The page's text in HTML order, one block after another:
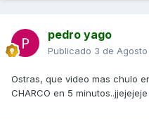
pedro yago
Publicado 3 de
Ostras, que video mas chulo
CHARCO en 5